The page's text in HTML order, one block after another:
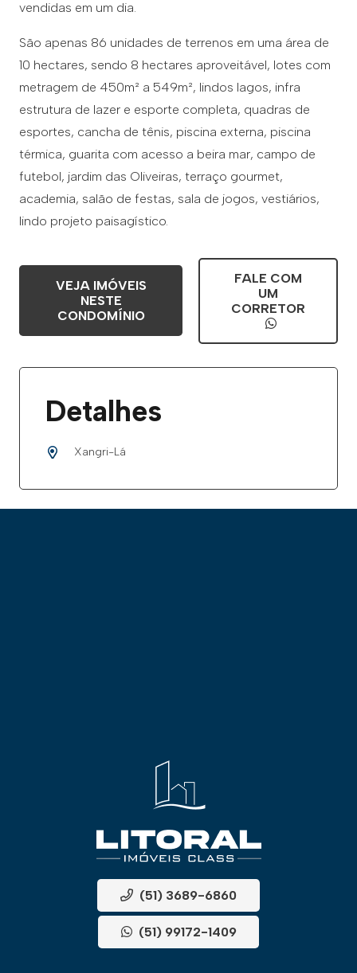
vendidas em um dia.
São apenas 86 unidades de terrenos em uma área de
10 hectares, sendo 8 hectares aproveitável, lotes com
metragem de 450m² a 549m², lindos lagos, infra
estrutura de lazer e esporte completa, quadras de
esportes, cancha de tênis, piscina externa, piscina
térmica, guarita com acesso a beira mar, campo de
futebol, jardim das Oliveiras, terraço gourmet,
academia, salão de festas, sala de jogos, vestiários,
lindo projeto paisagístico.
VEJA IMÓVEIS
NESTE
CONDOMÍNIO
FALE COM
UM
CORRETOR
Detalhes
Xangri-Lá
(51) 3689-6860
(51) 99172-1409